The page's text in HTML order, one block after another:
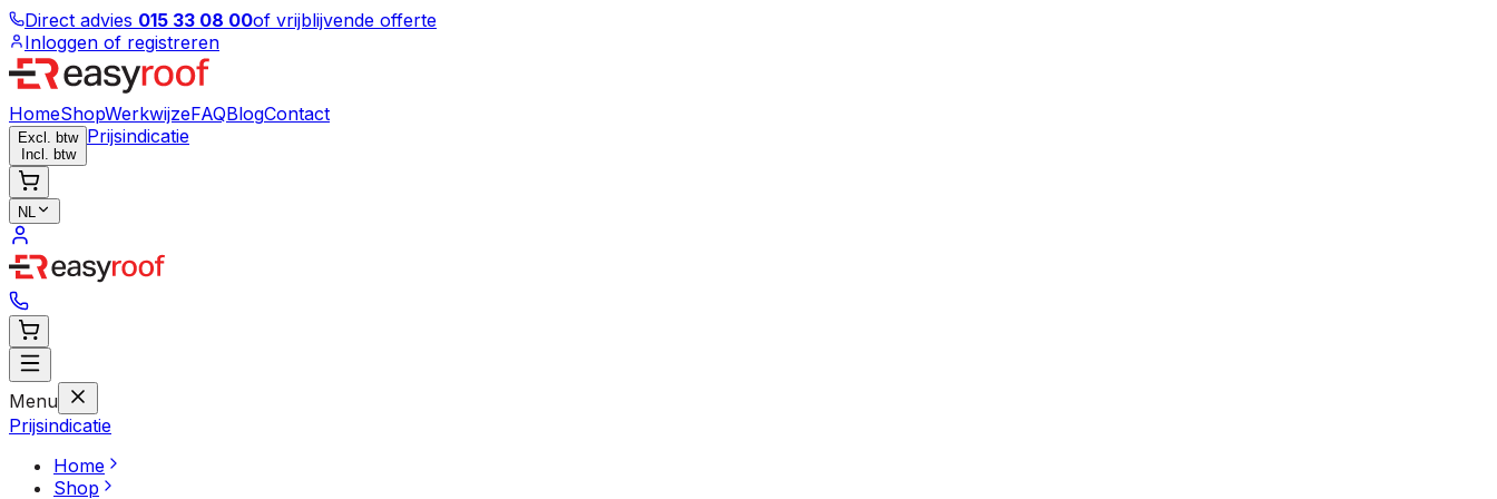
Direct advies 015 33 08 00of vrijblijvende offerte
Inloggen of registreren
HomeShopWerkwijzeFAQBlogContact
Excl. btw
Incl. btw
Prijsindicatie
NL
Menu
Prijsindicatie
Home
Shop